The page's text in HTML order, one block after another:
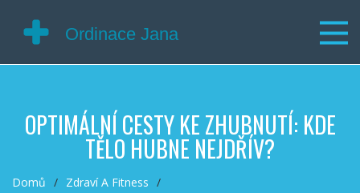
OPTIMÁLNÍ CESTY KE ZHUBNUTÍ: KDE
TĚLO HUBNE NEJDŘÍV?
Domů
Zdraví A Fitness